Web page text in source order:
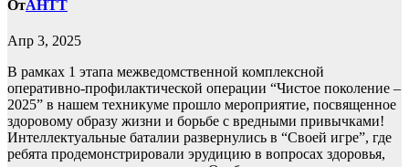
ОтAHTT
Апр 3, 2025
В рамках 1 этапа межведомственной комплексной
оперативно-профилактической операции “Чистое поколение –
2025” в нашем техникуме прошло мероприятие, посвященное
здоровому образу жизни и борьбе с вредными привычками!
Интеллектуальные баталии развернулись в “Своей игре”, где
ребята продемонстрировали эрудицию в вопросах здоровья,